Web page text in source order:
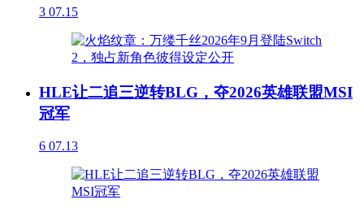
3 07.15
HLE让二追三逆转BLG，夺2026英雄联盟MSI
冠军
6 07.13